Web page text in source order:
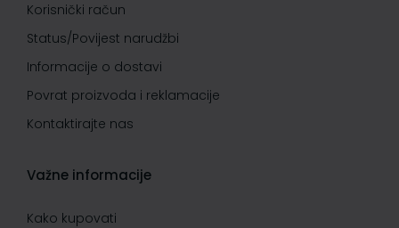
Korisnički račun
Status/Povijest narudžbi
Informacije o dostavi
Povrat proizvoda i reklamacije
Kontaktirajte nas
Važne informacije
Kako kupovati